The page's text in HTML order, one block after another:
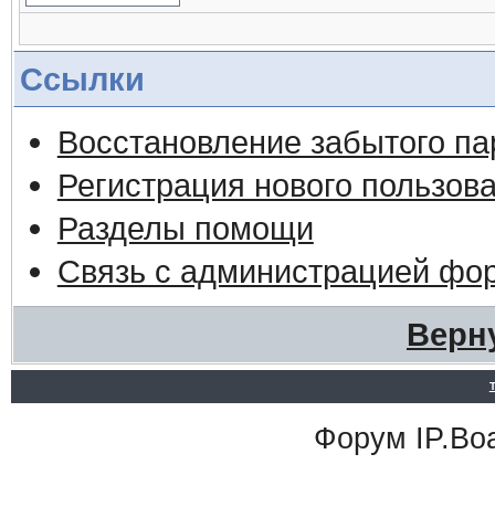
Ссылки
Восстановление забытого
Регистрация нового
Разделы помощи
Связь с администрацией
Форум